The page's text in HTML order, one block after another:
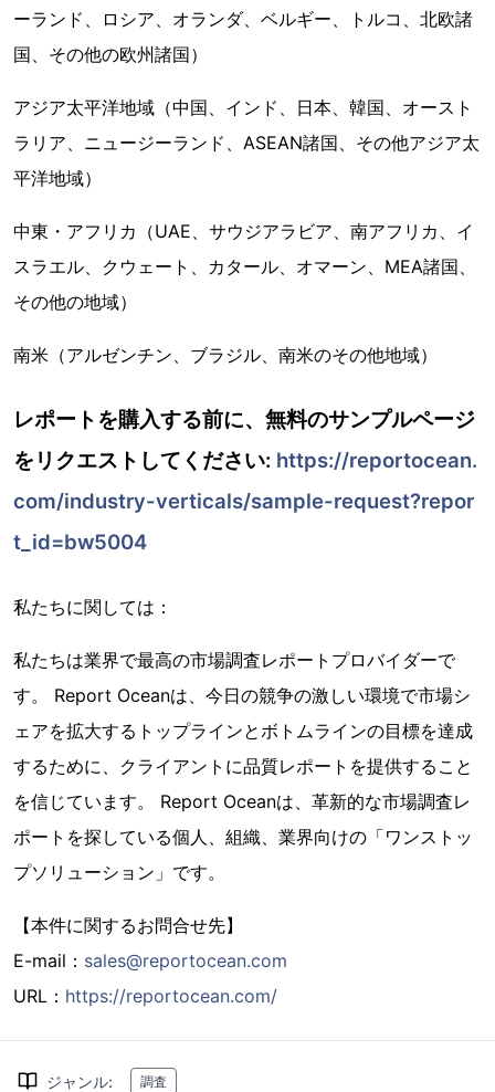
ーランド、ロシア、オランダ、ベルギー、トルコ、北欧諸
国、その他の欧州諸国）
アジア太平洋地域（中国、インド、日本、韓国、オースト
ラリア、ニュージーランド、ASEAN諸国、その他アジア太
平洋地域）
中東・アフリカ（UAE、サウジアラビア、南アフリカ、イ
スラエル、クウェート、カタール、オマーン、MEA諸国、
その他の地域）
南米（アルゼンチン、ブラジル、南米のその他地域）
レポートを購入する前に、無料のサンプルページ
をリクエストしてください: https://reportocean.
com/industry-verticals/sample-request?repor
t_id=bw5004
私たちに関しては：
私たちは業界で最高の市場調査レポートプロバイダーで
す。 Report Oceanは、今日の競争の激しい環境で市場シ
ェアを拡大するトップラインとボトムラインの目標を達成
するために、クライアントに品質レポートを提供すること
を信じています。 Report Oceanは、革新的な市場調査レ
ポートを探している個人、組織、業界向けの「ワンストッ
プソリューション」です。
【本件に関するお問合せ先】
E-mail： sales@reportocean.com
URL： https://reportocean.com/
ジャンル: 調査